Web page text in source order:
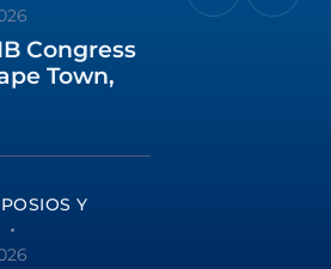
Congress
Town,
Y